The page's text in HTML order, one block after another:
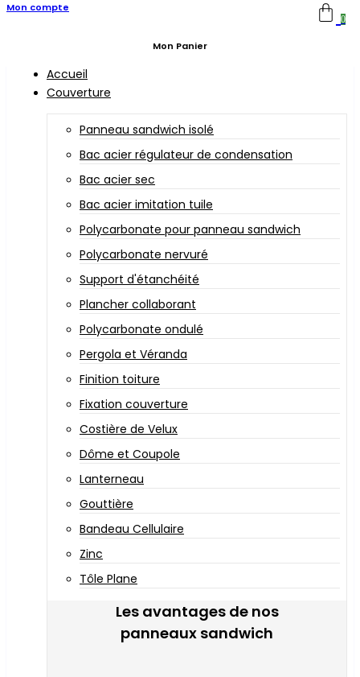
Mon compte
0
Mon Panier
Accueil
Couverture
Panneau sandwich isolé
Bac acier régulateur de condensation
Bac acier sec
Bac acier imitation tuile
Polycarbonate pour panneau sandwich
Polycarbonate nervuré
Support d'étanchéité
Plancher collaborant
Polycarbonate ondulé
Pergola et Véranda
Finition toiture
Fixation couverture
Costière de Velux
Dôme et Coupole
Lanterneau
Gouttière
Bandeau Cellulaire
Zinc
Tôle Plane
Les avantages de nos
panneaux sandwich